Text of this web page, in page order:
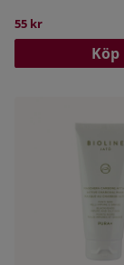
55 kr
Köp